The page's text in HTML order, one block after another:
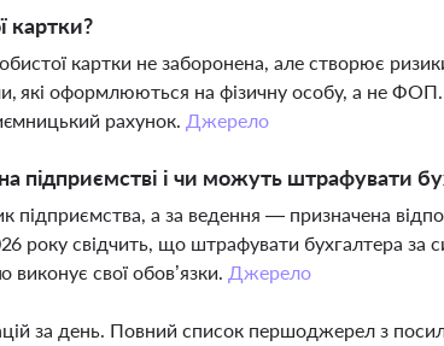
картки?
картки не заборонена, але створює
які оформлюються на фізичну особу, а не ФОП.
рахунок. Джерело
підприємстві і чи можуть штрафувати
підприємства, а за ведення — призначена
року свідчить, що штрафувати бухгалтера за
виконує свої обов’язки. Джерело
за день. Повний список першоджерел з